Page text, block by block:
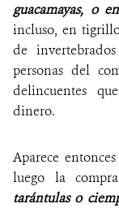
guacamayas, o
incluso, en
de
personas del
delincuentes
dinero.
Aparece
luego la
tarántulas o